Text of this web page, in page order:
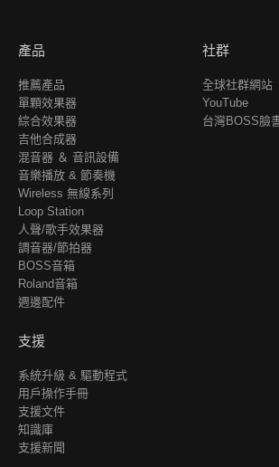
產品
推薦產品
單顆效果器
綜合效果器
吉他合成器
混音器 ＆ 音訊設備
音樂播放 & 節奏機
Wireless 無線系列
Loop Station
人聲/歌手效果器
調音器/節拍器
BOSS音箱
Roland音箱
週邊配件
社群
全球社群網站
YouTube
台灣BOSS臉
支援
系統升級 & 驅動程式
用戶操作手冊
支援文件
知識庫
支援新聞